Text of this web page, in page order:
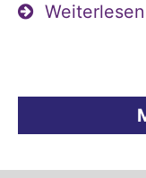
Weiterlesen